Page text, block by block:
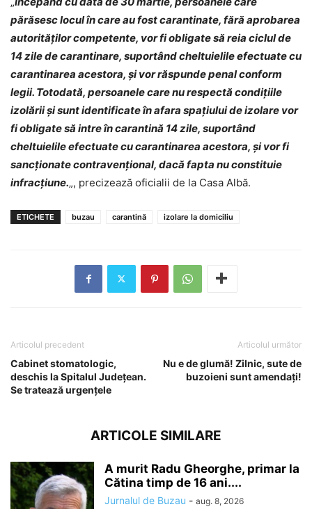
părăsesc locul în care au fost carantinate, fără aprobarea
autorităților competente, vor fi obligate să reia ciclul de
14 zile de carantinare, suportând cheltuielile efectuate cu
carantinarea acestora, și vor răspunde penal conform
legii. Totodată, persoanele care nu respectă condițiile
izolării și sunt identificate în afara spațiului de izolare vor
fi obligate să intre în carantină 14 zile, suportând
cheltuielile efectuate cu carantinarea acestora, și vor fi
sancționate contravențional, dacă fapta nu constituie
infracțiune.„, precizează oficialii de la Casa Albă.
ETICHETE buzau carantină izolare la domiciliu
Articolul precedent
Cabinet stomatologic,
deschis la Spitalul Județean.
Se tratează urgențele
Articolul următor
Nu e de glumă! Zilnic, sute de
buzoieni sunt amendați!
ARTICOLE SIMILARE
A murit Radu Gheorghe, primar la
Cătina timp de 16 ani....
Jurnalul de Buzau - aug. 8, 2026